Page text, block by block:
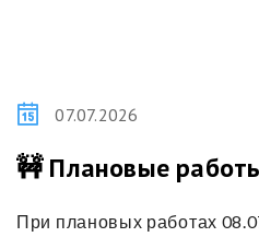
07.07.2026
🚧 Плановые
При плановых работах